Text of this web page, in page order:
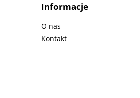
Informacje
O nas
Kontakt